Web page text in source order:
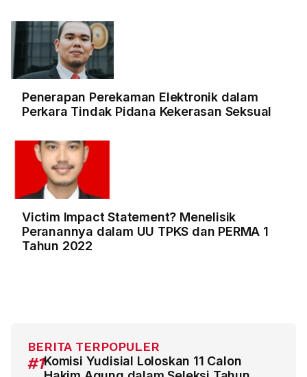
Penerapan Perekaman Elektronik dalam
Perkara Tindak Pidana Kekerasan Seksual
Victim Impact Statement? Menelisik
Peranannya dalam UU TPKS dan PERMA 1
Tahun 2022
BERITA TERPOPULER
#1Komisi Yudisial Loloskan 11 Calon